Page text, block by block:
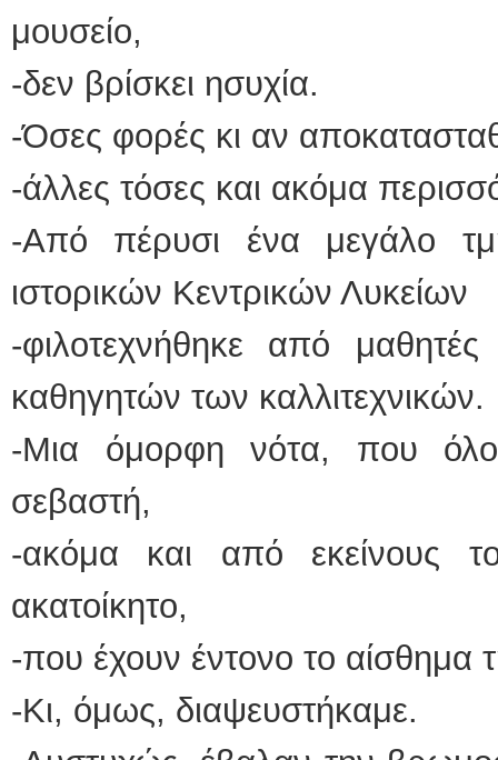
μουσείο,
-δεν βρίσκει ησυχία.
-Όσες φορές κι αν
-άλλες τόσες και ακόμα
-Από πέρυσι ένα μεγάλο
ιστορικών Κεντρικών Λυκείων
-φιλοτεχνήθηκε από
καθηγητών των καλλιτεχνικών.
-Μια όμορφη νότα, που
σεβαστή,
-ακόμα και από εκείνους
ακατοίκητο,
-που έχουν έντονο το αίσθημα
-Κι, όμως, διαψευστήκαμε.